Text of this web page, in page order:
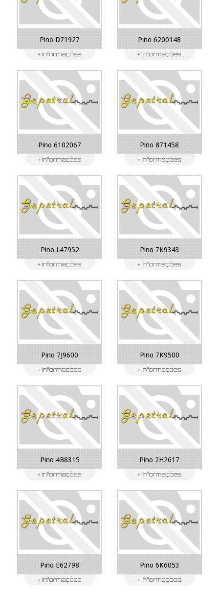
Pino D71927 Pino 6200148
Pino 6102067 Pino 871458
Pino L47952 Pino 7K9343
Pino 7J9600 Pino 7K9500
Pino 4B8315 Pino 2H2617
Pino E62798 Pino 6K6053